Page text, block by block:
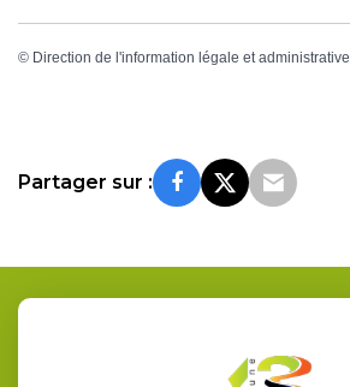
© Direction de l'information légale et administrative
Partager sur :